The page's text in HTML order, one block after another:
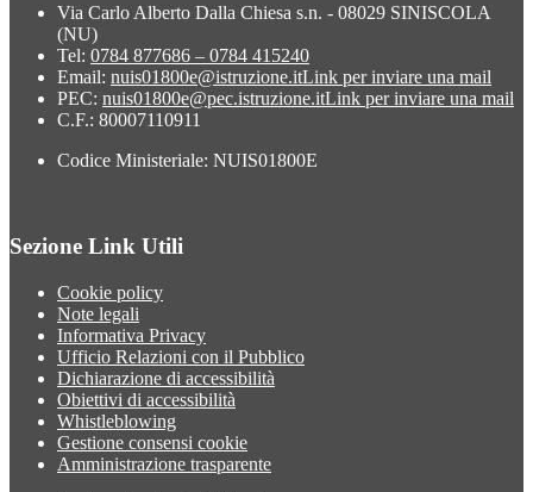
Via Carlo Alberto Dalla Chiesa s.n. - 08029 SINISCOLA
(NU)
Tel: 0784 877686 – 0784 415240
Email: nuis01800e@istruzione.itLink per inviare una mail
PEC: nuis01800e@pec.istruzione.itLink per inviare una mail
C.F.: 80007110911
Codice Ministeriale: NUIS01800E
Sezione Link Utili
Cookie policy
Note legali
Informativa Privacy
Ufficio Relazioni con il Pubblico
Dichiarazione di accessibilità
Obiettivi di accessibilità
Whistleblowing
Gestione consensi cookie
Amministrazione trasparente